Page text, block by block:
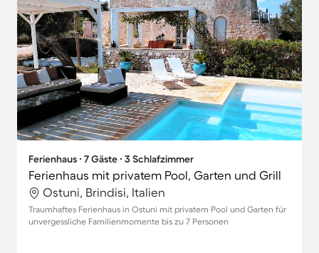
Ferienhaus ∙ 7 Gäste ∙ 3 Schlafzimmer
Ferienhaus mit privatem Pool, Garten und Grill
Ostuni, Brindisi, Italien
Traumhaftes Ferienhaus in Ostuni mit privatem Pool und Garten für
unvergessliche Familienmomente bis zu 7 Personen